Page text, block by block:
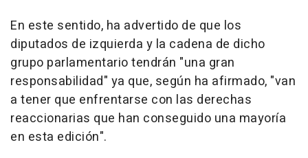
En este sentido, ha advertido de que los
diputados de izquierda y la cadena de dicho
grupo parlamentario tendrán "una gran
responsabilidad" ya que, según ha afirmado, "van
a tener que enfrentarse con las derechas
reaccionarias que han conseguido una mayoría
en esta edición".